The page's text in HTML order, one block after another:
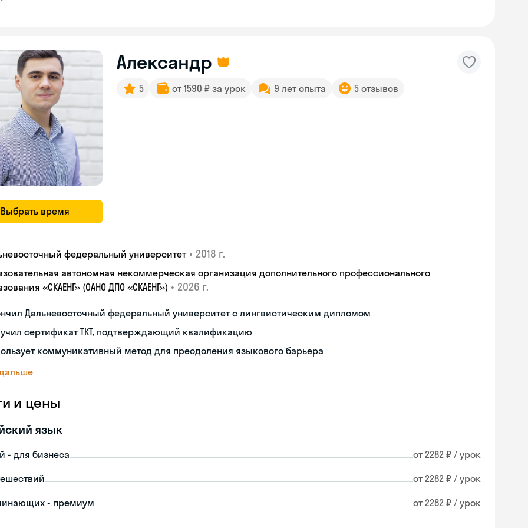
Выбрать время
Александр
5 от 1590 ₽ за урок 9 лет опыта 5 отзывов
федеральный университет • 2018 г.
автономная некоммерческая организация дополнительного профессионального
«СКАЕНГ» (ОАНО ДПО «СКАЕНГ») • 2026 г.
Дальневосточный федеральный университет с лингвистическим дипломом
сертификат TKT, подтверждающий квалификацию
коммуникативный метод для преодоления языкового барьера
и цены
язык
- для бизнеса от 2282 ₽ / урок
от 2282 ₽ / урок
- премиум от 2282 ₽ / урок